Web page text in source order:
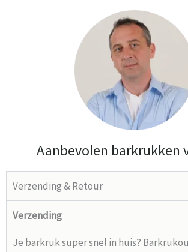
Aanbevolen barkrukken
Verzending & Retour
Verzending
Je barkruk super snel in huis?